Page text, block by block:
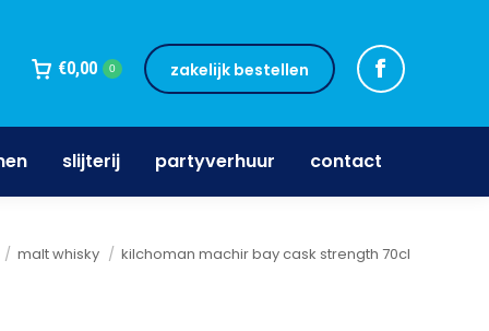
€0,00 0 zakelijk bestellen
slijterij partyverhuur contact
malt whisky kilchoman machir bay cask strength 70cl